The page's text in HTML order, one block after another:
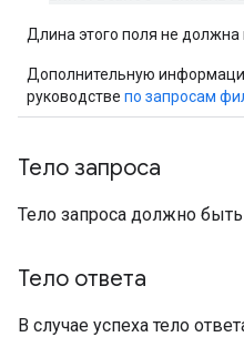
Длина этого поля не
Дополнительную
руководстве по запросам
Тело запроса
Тело запроса должно
Тело ответа
В случае успеха тело